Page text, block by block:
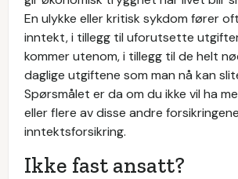
En ulykke eller kritisk sykdom fører
inntekt, i tillegg til uforutsette
kommer utenom, i tillegg til de helt
daglige utgiftene som man nå kan
Spørsmålet er da om du ikke vil ha
eller flere av disse andre
inntektsforsikring.
Ikke fast ansatt?